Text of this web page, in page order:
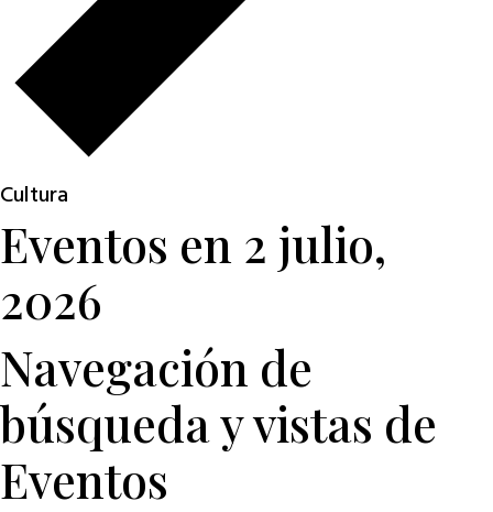
Cultura
Eventos en 2 julio,
2026
Navegación de
búsqueda y vistas de
Eventos